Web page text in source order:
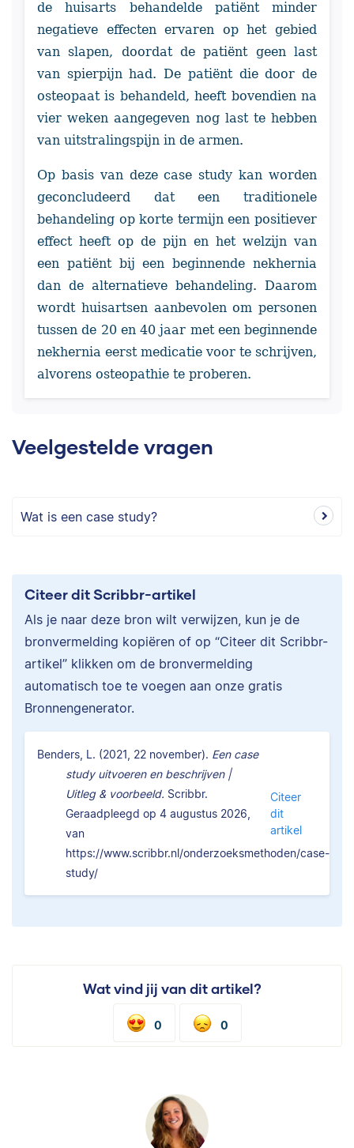
de huisarts behandelde patiënt minder
negatieve effecten ervaren op het gebied
van slapen, doordat de patiënt geen last
van spierpijn had. De patiënt die door de
osteopaat is behandeld, heeft bovendien na
vier weken aangegeven nog last te hebben
van uitstralingspijn in de armen.
Op basis van deze case study kan worden
geconcludeerd dat een traditionele
behandeling op korte termijn een positiever
effect heeft op de pijn en het welzijn van
een patiënt bij een beginnende nekhernia
dan de alternatieve behandeling. Daarom
wordt huisartsen aanbevolen om personen
tussen de 20 en 40 jaar met een beginnende
nekhernia eerst medicatie voor te schrijven,
alvorens osteopathie te proberen.
Veelgestelde vragen
Wat is een case study?
Citeer dit Scribbr-artikel
Als je naar deze bron wilt verwijzen, kun je de
bronvermelding kopiëren of op “Citeer dit Scribbr-
artikel” klikken om de bronvermelding
automatisch toe te voegen aan onze gratis
Bronnengenerator.
Benders, L. (2021, 22 november). Een case
study uitvoeren en beschrijven |
Uitleg & voorbeeld. Scribbr.
Geraadpleegd op 4 augustus 2026,
van
https://www.scribbr.nl/onderzoeksmethoden/case-
study/
Citeer
dit
artikel
Wat vind jij van dit artikel?
0 0